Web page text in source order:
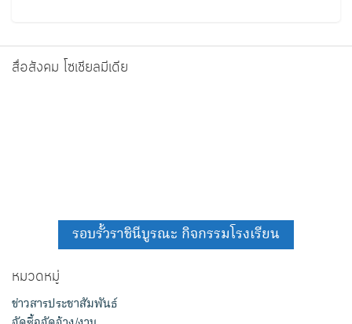
สื่อสังคม โซเชียลมีเดีย
รอบรั้วราชินีบูรณะ กิจกรรมโรงเรียน
หมวดหมู่
ข่าวสารประชาสัมพันธ์